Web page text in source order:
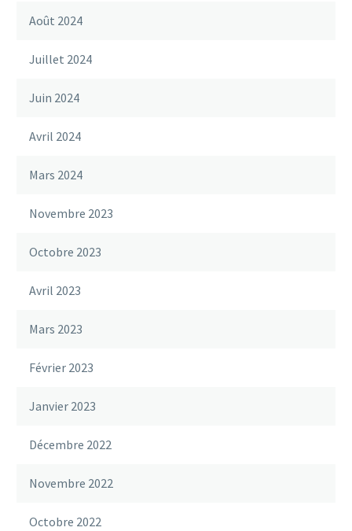
Août 2024
Juillet 2024
Juin 2024
Avril 2024
Mars 2024
Novembre 2023
Octobre 2023
Avril 2023
Mars 2023
Février 2023
Janvier 2023
Décembre 2022
Novembre 2022
Octobre 2022